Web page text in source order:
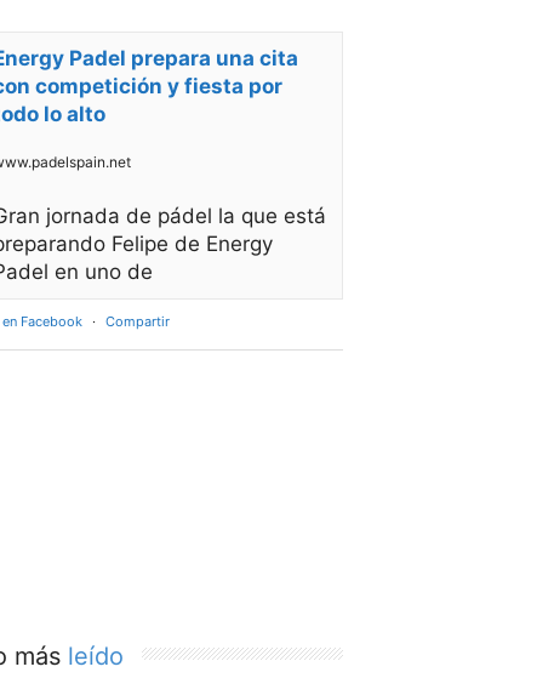
Padel prepara una cita
competición y fiesta por
lo alto
jornada de pádel la que está
Felipe de Energy
en uno de
en Facebook · Compartir
más leído